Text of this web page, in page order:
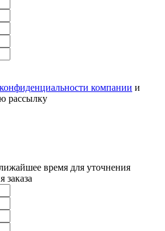
компании и
рассылку
время для уточнения
заказа